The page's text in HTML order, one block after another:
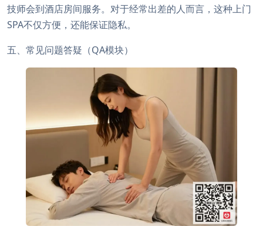
技师会到酒店房间服务。对于经常出差的人而言，这种上门
SPA不仅方便，还能保证隐私。
五、常见问题答疑（QA模块）